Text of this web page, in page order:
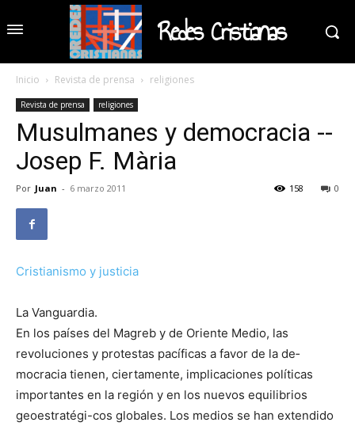
Redes Cristianas
Inicio Revista de prensa religiones
Revista de prensa religiones
Musulmanes y democracia --
Josep F. Mària
Por Juan - 6 marzo 2011 0
158
Cristianismo y justicia
La Vanguardia.
En los países del Magreb y de Oriente Medio, las
revoluciones y protestas pacíficas a favor de la de­
mocracia tienen, ciertamente, im­plicaciones políticas
importantes en la re­gión y en los nuevos equilibrios
geoestratégi-cos globales. Los medios se han extendido